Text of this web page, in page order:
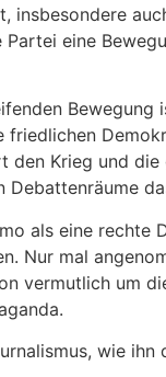
insbesondere
eine
Krieg und
als eine
Nur mal
vermutlich um
wie